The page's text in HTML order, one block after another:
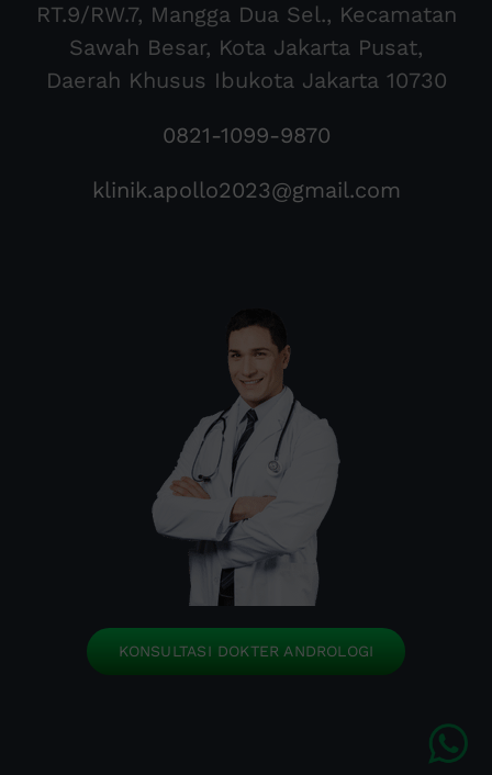
RT.9/RW.7, Mangga Dua Sel., Kecamatan
Sawah Besar, Kota Jakarta Pusat,
Daerah Khusus Ibukota Jakarta 10730
0821-1099-9870
klinik.apollo2023@gmail.com
KONSULTASI DOKTER ANDROLOGI